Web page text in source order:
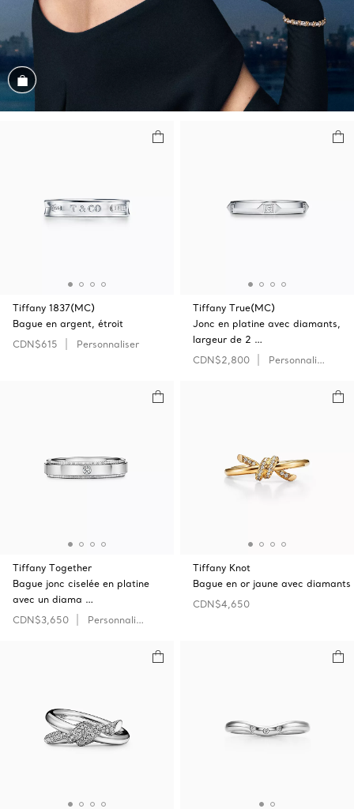
Magasiner cet assortiment
Tiffany 1837(MC)
Bague en argent, étroit
CDN$615
Personnaliser
Tiffany True(MC)
Jonc en platine avec diamants,
largeur de 2 …
CDN$2,800
Personnaliser
Tiffany Together
Bague jonc ciselée en platine
avec un diama …
CDN$3,650
Personnaliser
Tiffany Knot
Bague en or jaune avec diamants
CDN$4,650